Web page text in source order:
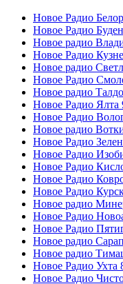
Новое Радио
Новое Радио
Новое радио
Новое Радио
Новое радио
Новое Радио
Новое радио
Новое Радио Ялта
Новое Радио
Новое радио
Новое Радио
Новое Радио
Новое Радио
Новое Радио
Новое Радио
Новое радио
Новое Радио
Новое Радио
Новое радио
Новое радио
Новое Радио Ухта
Новое Радио